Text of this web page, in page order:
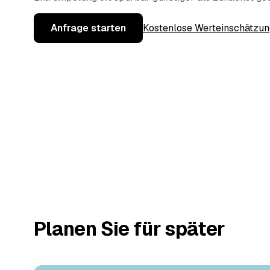
Anfrage starten Kostenlose
Planen Sie für später